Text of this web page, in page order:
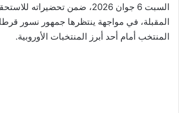
السبت 6 جوان 2026، ضمن تحضيراته
المقبلة، في مواجهة ينتظرها جمهور نسور
المنتخب أمام أحد أبرز المنتخبات الأوروبية.